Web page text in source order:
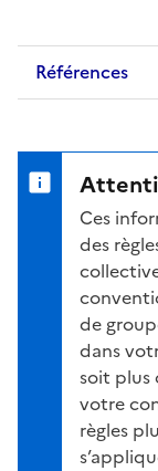
Références
Ces
des
de
dans
soit plus
votre
règles